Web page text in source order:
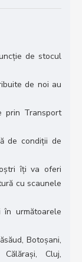
de stocul
de noi au
prin Transport
de condiții de
îți va oferi
cu scaunele
următoarele
Botoșani,
Cluj,